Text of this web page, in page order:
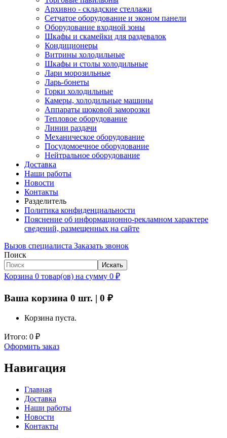
Архивно - складские стеллажи
Сетчатое оборудование и эконом панели
Оборудование входной зоны
Шкафы и скамейки для раздевалок
Кондиционеры
Витрины холодильные
Шкафы и столы холодильные
Лари морозильные
Ларь-бонеты
Горки холодильные
Камеры, холодильные машины
Аппараты шоковой заморозки
Тепловое оборудование
Линии раздачи
Механическое оборудование
Посудомоечное оборудование
Нейтральное оборудование
Доставка
Наши работы
Новости
Контакты
Разделитель
Политика конфиденциальности
Пояснение об информационно-рекламном характере
сведений, размещенных на сайте
Вызов специалиста Заказать звонок
Поиск
Искать
Корзина 0 товар(ов) на сумму 0 ₽
Ваша корзина 0 шт. | 0 ₽
Корзина пуста.
Итого: 0 ₽
Оформить заказ
Навигация
Главная
Доставка
Наши работы
Новости
Контакты